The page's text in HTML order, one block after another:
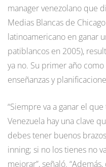
manager venezolano que
Medias Blancas de
latinoamericano en ganar
patiblancos en 2005),
ya no. Su primer año
enseñanzas y
“Siempre va a ganar el
Venezuela hay una clave
debes tener buenos
inning; si no los tienes no
mejorar”, señaló.